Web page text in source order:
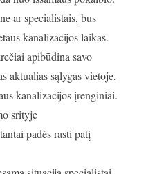
ar specialistais, bus
kanalizacijos laikas.
apibūdina savo
aktualias sąlygas vietoje,
kanalizacijos įrenginiai.
srityje
padės rasti patį